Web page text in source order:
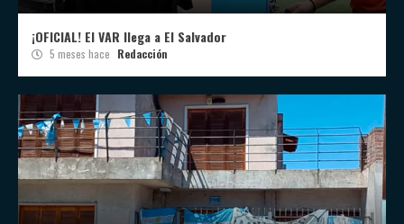
¡OFICIAL! El VAR llega a El Salvador
5 meses hace Redacción